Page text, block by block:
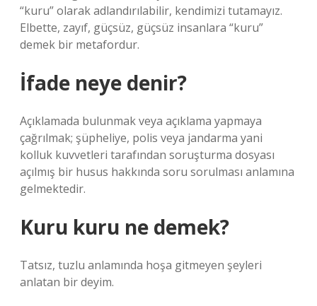
“kuru” olarak adlandırılabilir, kendimizi tutamayız.
Elbette, zayıf, güçsüz, güçsüz insanlara “kuru”
demek bir metafordur.
İfade neye denir?
Açıklamada bulunmak veya açıklama yapmaya
çağrılmak; şüpheliye, polis veya jandarma yani
kolluk kuvvetleri tarafından soruşturma dosyası
açılmış bir husus hakkında soru sorulması anlamına
gelmektedir.
Kuru kuru ne demek?
Tatsız, tuzlu anlamında hoşa gitmeyen şeyleri
anlatan bir deyim.